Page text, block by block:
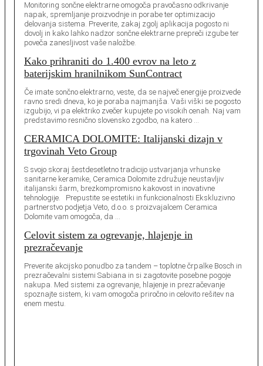
Monitoring sončne elektrarne omogoča pravočasno odkrivanje
napak, spremljanje proizvodnje in porabe ter optimizacijo
delovanja sistema. Preverite, zakaj zgolj aplikacija pogosto ni
dovolj in kako lahko nadzor sončne elektrarne prepreči izgube ter
poveča zanesljivost vaše naložbe.
Kako prihraniti do 1.400 evrov na leto z
baterijskim hranilnikom SunContract
Če imate sončno elektrarno, veste, da se največ energije proizvede
ravno sredi dneva, ko je poraba najmanjša. Vaši viški se pogosto
izgubijo, vi pa elektriko zvečer kupujete po visokih cenah. Naj vam
predstavimo resnično slovensko zgodbo, na katero …
CERAMICA DOLOMITE: Italijanski dizajn v
trgovinah Veto Group
S svojo skoraj šestdesetletno tradicijo ustvarjanja vrhunske
sanitarne keramike, Ceramica Dolomite združuje neustavljiv
italijanski šarm, brezkompromisno kakovost in inovativne
tehnologije. Prepustite se estetiki in funkcionalnosti Ekskluzivno
partnerstvo podjetja Veto, d.o.o. s proizvajalcem Ceramica
Dolomite vam omogoča, da …
Celovit sistem za ogrevanje, hlajenje in
prezračevanje
Preverite akcijsko ponudbo za tandem – toplotne črpalke Bosch in
prezračevalni sistemi Sabiana in si zagotovite posebne pogoje
nakupa. Med sistemi za ogrevanje, hlajenje in prezračevanje
spoznajte sistem, ki vam omogoča priročno in celovito rešitev na
enem mestu.